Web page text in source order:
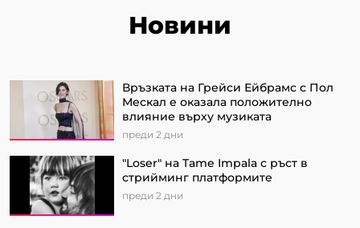
Новини
Връзката на Грейси Ейбрамс с Пол
Мескал е оказала положително
влияние върху музиката
преди 2 дни
"Loser" на Tame Impala с ръст в
стрийминг платформите
преди 2 дни